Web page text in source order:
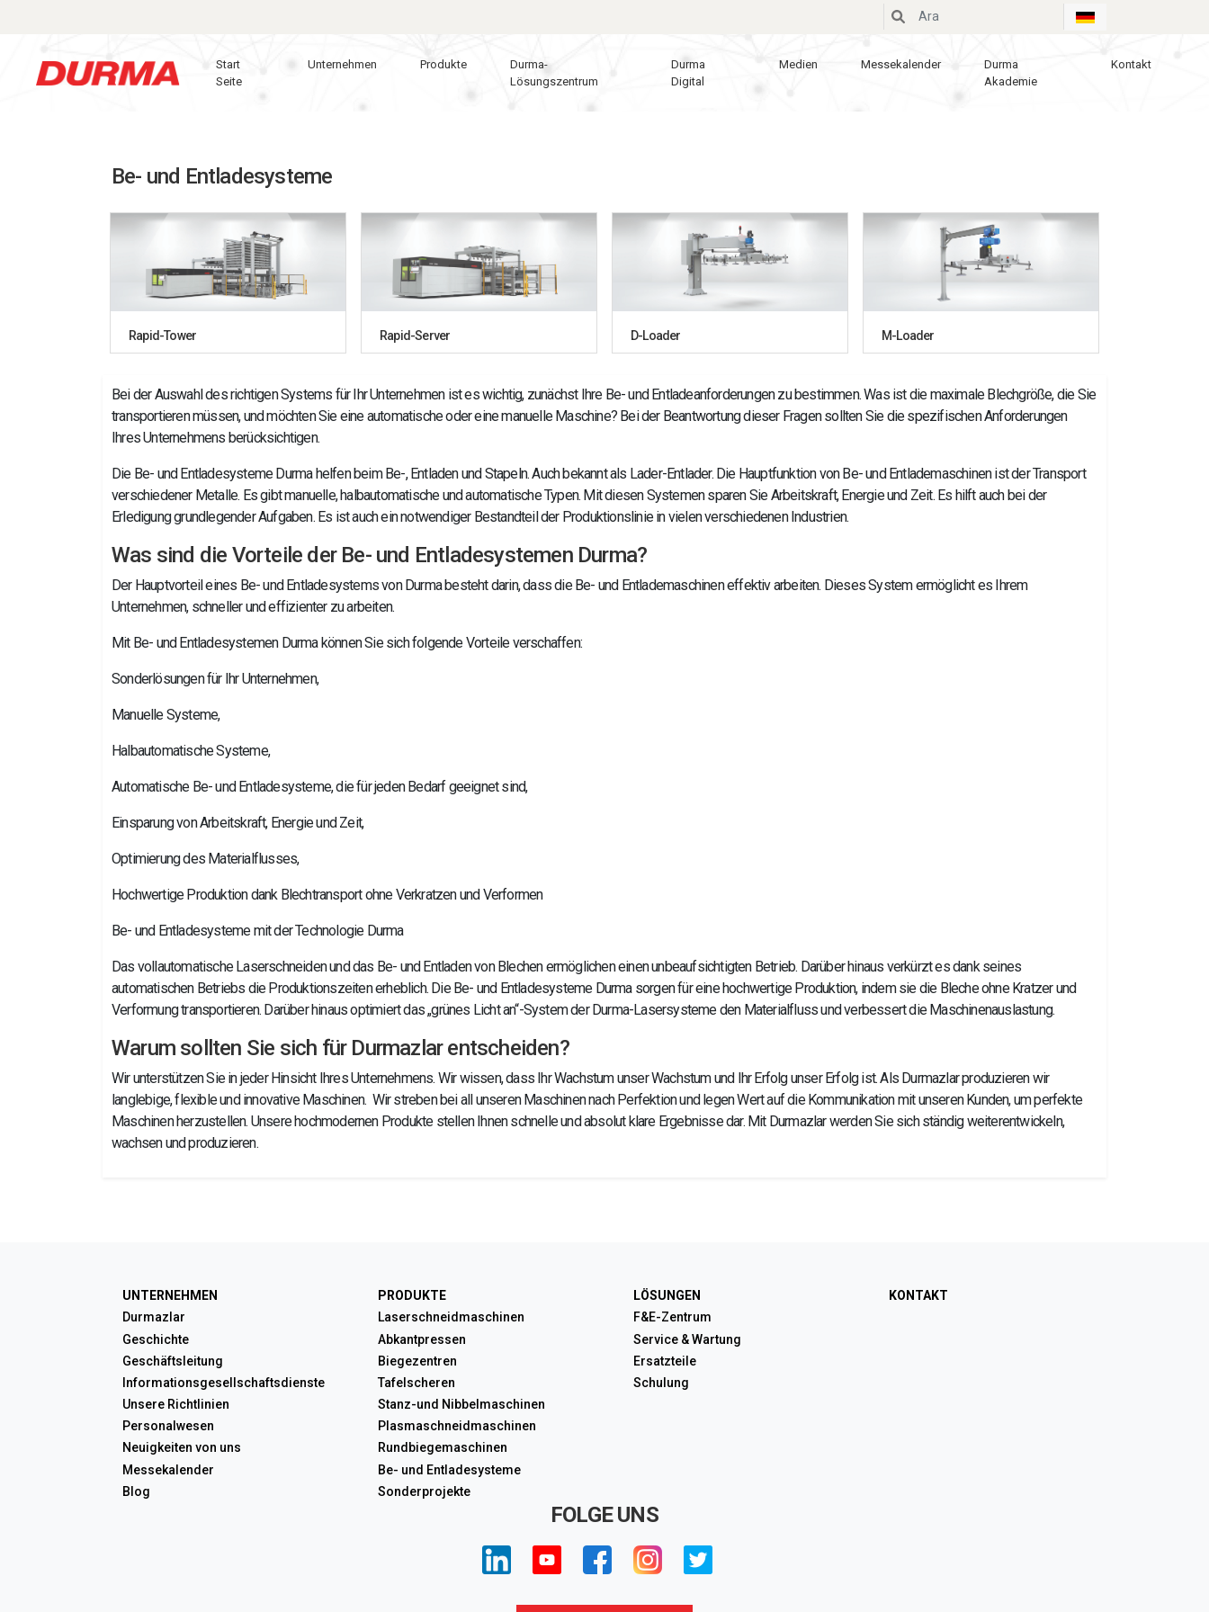
Durmazlar
Start
Seite
Unternehmen Produkte
Durma-
Lösungszentrum
Durma
Digital
Medien Messekalender
Durma
Akademie
Kontakt
Be- und Entladesysteme
Rapid-Tower Rapid-Server D-Loader M-Loader
Bei der Auswahl des richtigen Systems für Ihr Unternehmen ist es wichtig, zunächst Ihre Be- und Entladeanforderungen zu bestimmen. Was ist die maximale Blechgröße, die Sie
transportieren müssen, und möchten Sie eine automatische oder eine manuelle Maschine? Bei der Beantwortung dieser Fragen sollten Sie die spezifischen Anforderungen
Ihres Unternehmens berücksichtigen.
Die Be- und Entladesysteme Durma helfen beim Be-, Entladen und Stapeln. Auch bekannt als Lader-Entlader. Die Hauptfunktion von Be- und Entlademaschinen ist der Transport
verschiedener Metalle. Es gibt manuelle, halbautomatische und automatische Typen. Mit diesen Systemen sparen Sie Arbeitskraft, Energie und Zeit. Es hilft auch bei der
Erledigung grundlegender Aufgaben. Es ist auch ein notwendiger Bestandteil der Produktionslinie in vielen verschiedenen Industrien.
Was sind die Vorteile der Be- und Entladesystemen Durma?
Der Hauptvorteil eines Be- und Entladesystems von Durma besteht darin, dass die Be- und Entlademaschinen effektiv arbeiten. Dieses System ermöglicht es Ihrem
Unternehmen, schneller und effizienter zu arbeiten.
Mit Be- und Entladesystemen Durma können Sie sich folgende Vorteile verschaffen:
Sonderlösungen für Ihr Unternehmen,
Manuelle Systeme,
Halbautomatische Systeme,
Automatische Be- und Entladesysteme, die für jeden Bedarf geeignet sind,
Einsparung von Arbeitskraft, Energie und Zeit,
Optimierung des Materialflusses,
Hochwertige Produktion dank Blechtransport ohne Verkratzen und Verformen
Be- und Entladesysteme mit der Technologie Durma
Das vollautomatische Laserschneiden und das Be- und Entladen von Blechen ermöglichen einen unbeaufsichtigten Betrieb. Darüber hinaus verkürzt es dank seines
automatischen Betriebs die Produktionszeiten erheblich. Die Be- und Entladesysteme Durma sorgen für eine hochwertige Produktion, indem sie die Bleche ohne Kratzer und
Verformung transportieren. Darüber hinaus optimiert das „grünes Licht an“-System der Durma-Lasersysteme den Materialfluss und verbessert die Maschinenauslastung.
Warum sollten Sie sich für Durmazlar entscheiden?
Wir unterstützen Sie in jeder Hinsicht Ihres Unternehmens. Wir wissen, dass Ihr Wachstum unser Wachstum und Ihr Erfolg unser Erfolg ist. Als Durmazlar produzieren wir
langlebige, flexible und innovative Maschinen. Wir streben bei all unseren Maschinen nach Perfektion und legen Wert auf die Kommunikation mit unseren Kunden, um perfekte
Maschinen herzustellen. Unsere hochmodernen Produkte stellen Ihnen schnelle und absolut klare Ergebnisse dar. Mit Durmazlar werden Sie sich ständig weiterentwickeln,
wachsen und produzieren.
UNTERNEHMEN
Durmazlar
Geschichte
Geschäftsleitung
Informationsgesellschaftsdienste
Unsere Richtlinien
Personalwesen
Neuigkeiten von uns
Messekalender
Blog
PRODUKTE
Laserschneidmaschinen
Abkantpressen
Biegezentren
Tafelscheren
Stanz-und Nibbelmaschinen
Plasmaschneidmaschinen
Rundbiegemaschinen
Be- und Entladesysteme
Sonderprojekte
LÖSUNGEN
F&E-Zentrum
Service & Wartung
Ersatzteile
Schulung
KONTAKT
FOLGE UNS